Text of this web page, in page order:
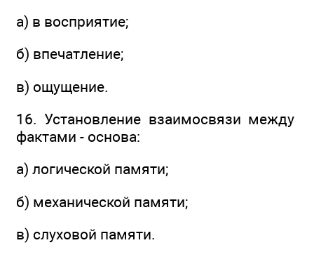
а) в восприятие;
б) впечатление;
в) ощущение.
16. Установление взаимосвязи между
фактами - основа:
а) логической памяти;
б) механической памяти;
в) слуховой памяти.